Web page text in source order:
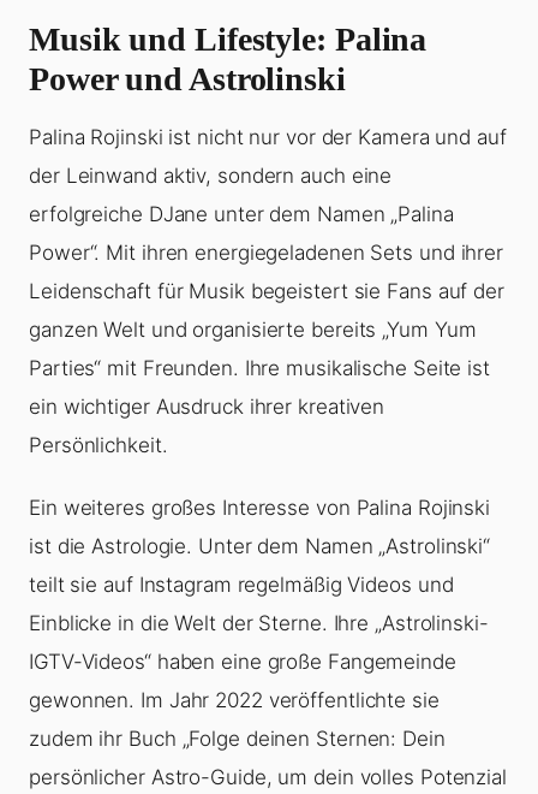
Musik und Lifestyle: Palina
Power und Astrolinski
Palina Rojinski ist nicht nur vor der Kamera und auf
der Leinwand aktiv, sondern auch eine
erfolgreiche DJane unter dem Namen „Palina
Power“. Mit ihren energiegeladenen Sets und ihrer
Leidenschaft für Musik begeistert sie Fans auf der
ganzen Welt und organisierte bereits „Yum Yum
Parties“ mit Freunden. Ihre musikalische Seite ist
ein wichtiger Ausdruck ihrer kreativen
Persönlichkeit.
Ein weiteres großes Interesse von Palina Rojinski
ist die Astrologie. Unter dem Namen „Astrolinski“
teilt sie auf Instagram regelmäßig Videos und
Einblicke in die Welt der Sterne. Ihre „Astrolinski-
IGTV-Videos“ haben eine große Fangemeinde
gewonnen. Im Jahr 2022 veröffentlichte sie
zudem ihr Buch „Folge deinen Sternen: Dein
persönlicher Astro-Guide, um dein volles Potenzial